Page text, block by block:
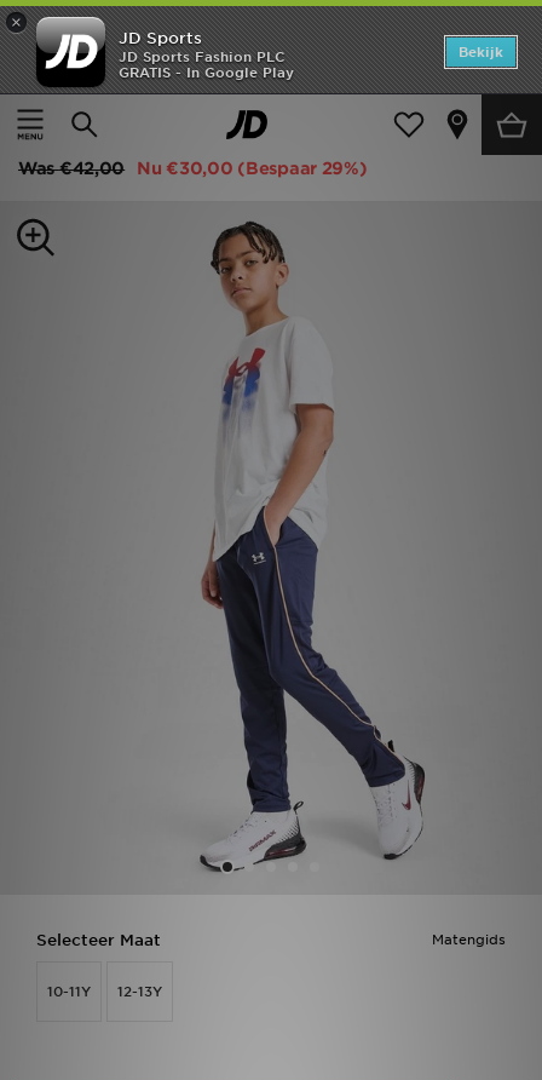
×
JD Sports
JD Sports Fashion PLC
GRATIS - In Google Play
Bekijk
Thuis
Kids Junior Kleding (8-15 jaar)
Under Armour Challenger Track Pants Junior
Was€42,00 Nu €30,00 (Bespaar 29%)
Matengids
Selecteer Maat
10-11Y 12-13Y
Home
Offers
Dames